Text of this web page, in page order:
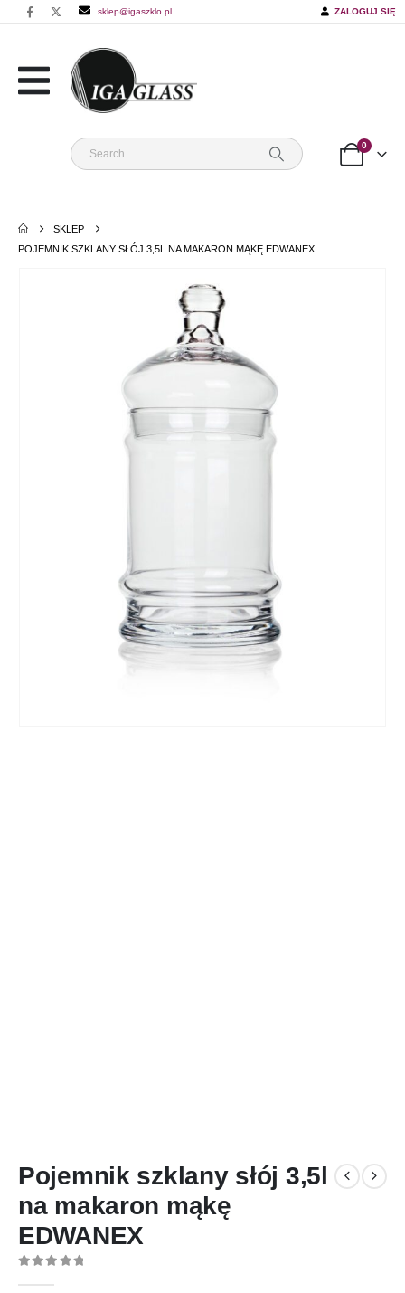
sklep@igaszklo.pl ZALOGUJ SIĘ
0
SKLEP
POJEMNIK SZKLANY SŁÓJ 3,5L NA MAKARON MĄKĘ EDWANEX
Pojemnik szklany słój 3,5l
na makaron mąkę
EDWANEX